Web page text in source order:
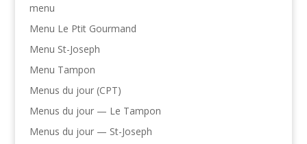
menu
Menu Le Ptit Gourmand
Menu St-Joseph
Menu Tampon
Menus du jour (CPT)
Menus du jour — Le Tampon
Menus du jour — St-Joseph